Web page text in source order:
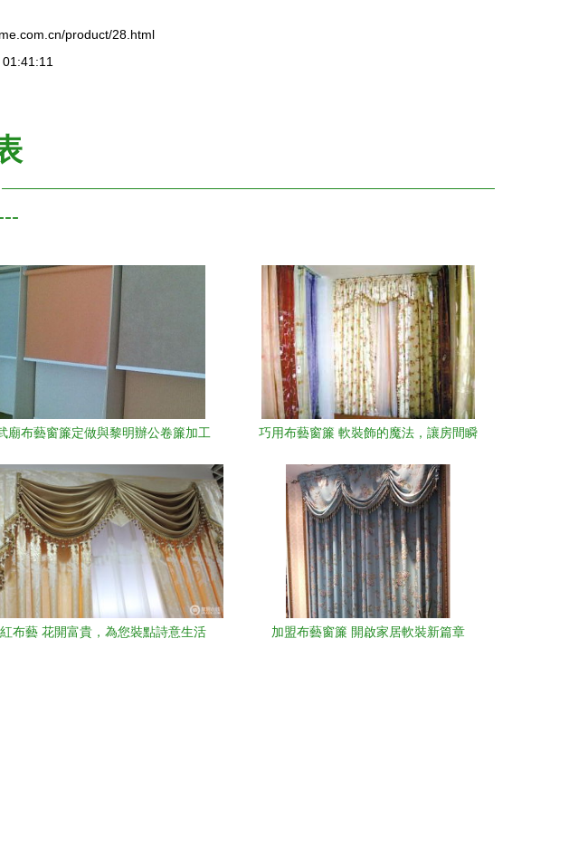
product/28.html
廟布藝窗簾定做與黎明辦公卷簾加工
巧用布藝窗簾 軟裝飾的魔法，讓房間瞬
布藝 花開富貴，為您裝點詩意生活 加盟布藝窗簾 開啟家居軟裝新篇章